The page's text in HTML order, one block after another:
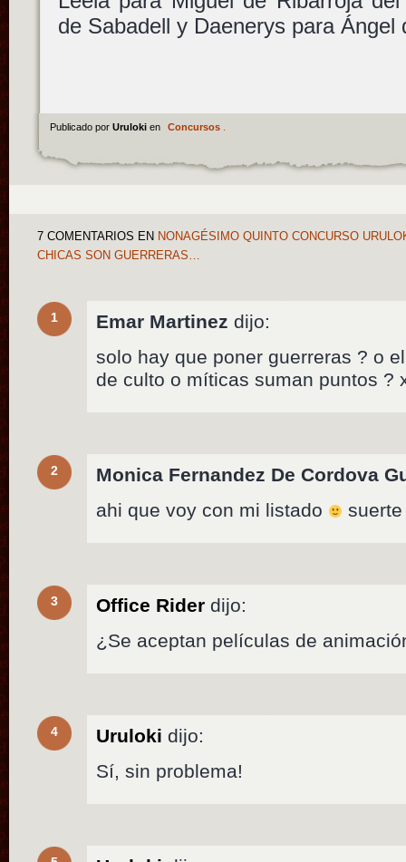
de Sabadell y Daenerys para Ángel
Publicado por Uruloki en Concursos.
7 COMENTARIOS EN NONAGÉSIMO QUINTO CONCURSO
CHICAS SON GUERRERAS…
1 Emar Martinez dijo:
solo hay que poner guerreras ? o
de culto o míticas suman puntos ?
2
Monica Fernandez De Cordova
ahi que voy con mi listado
3 Office Rider dijo:
¿Se aceptan películas de
4 Uruloki dijo:
Sí, sin problema!